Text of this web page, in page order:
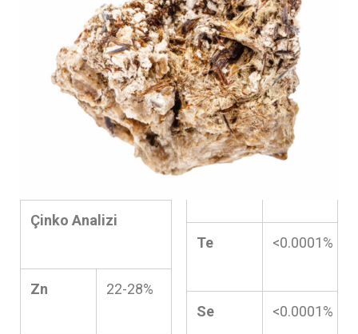
Çinko Analizi
Zn 22-28%
Te <0.0001%
Se <0.0001%